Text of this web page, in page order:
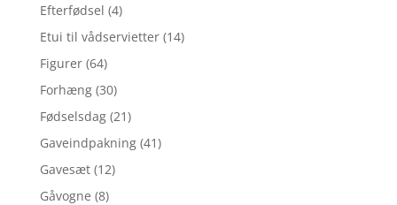
Efterfødsel (4)
Etui til vådservietter (14)
Figurer (64)
Forhæng (30)
Fødselsdag (21)
Gaveindpakning (41)
Gavesæt (12)
Gåvogne (8)